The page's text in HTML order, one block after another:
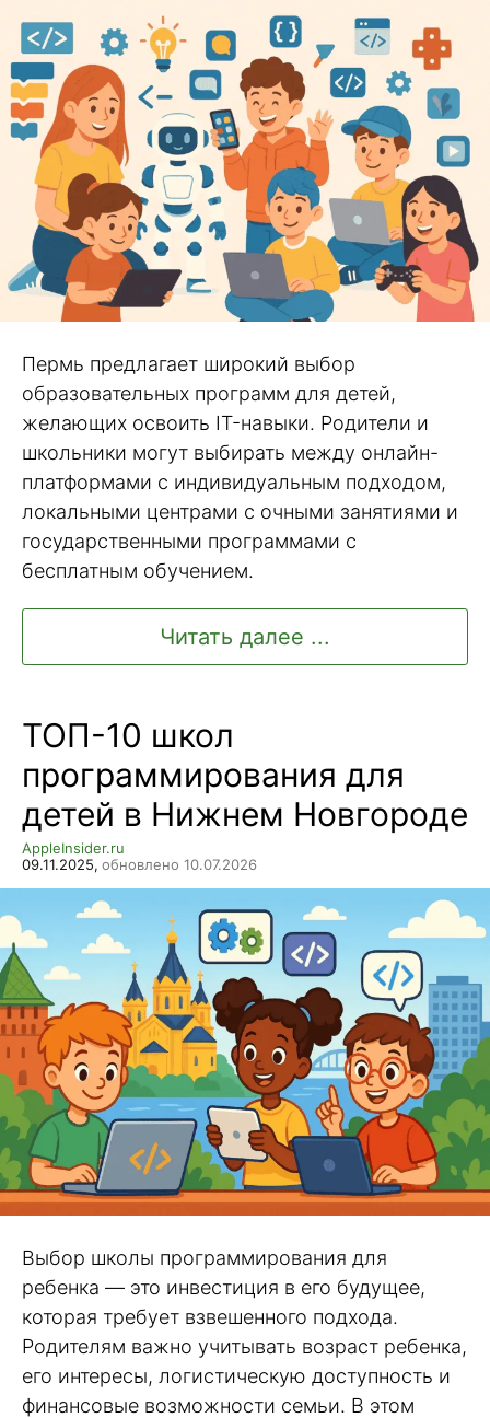
Пермь предлагает широкий выбор
образовательных программ для детей,
желающих освоить IT-навыки. Родители и
школьники могут выбирать между онлайн-
платформами с индивидуальным подходом,
локальными центрами с очными занятиями и
государственными программами с
бесплатным обучением.
Читать далее ...
ТОП-10 школ
программирования для
детей в Нижнем Новгороде
AppleInsider.ru
09.11.2025, обновлено 10.07.2026
Выбор школы программирования для
ребенка — это инвестиция в его будущее,
которая требует взвешенного подхода.
Родителям важно учитывать возраст ребенка,
его интересы, логистическую доступность и
финансовые возможности семьи. В этом